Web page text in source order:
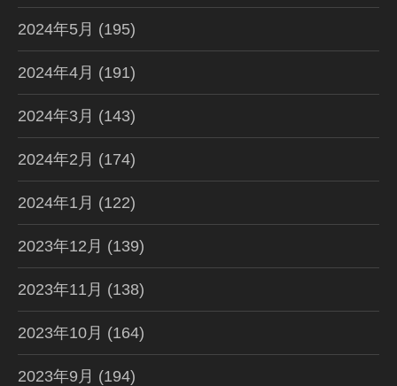
2024年5月 (195)
2024年4月 (191)
2024年3月 (143)
2024年2月 (174)
2024年1月 (122)
2023年12月 (139)
2023年11月 (138)
2023年10月 (164)
2023年9月 (194)